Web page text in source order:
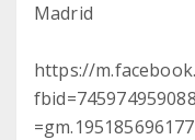
Madrid
https://